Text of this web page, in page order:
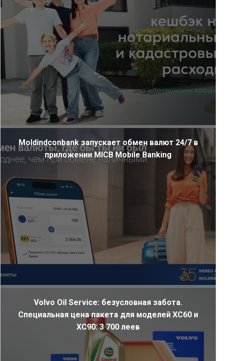
Moldindconbank запускает обмен валют 24/7 в
приложении MICB Mobile Banking
Volvo Oil Service: безусловная забота.
Специальная цена пакета для моделей XC60 и
XC90: 3 700 леев